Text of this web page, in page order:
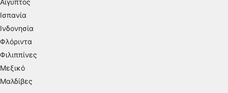
Ισπανία
Ινδονησία
Φλόριντα
Φιλιππίνες
Μεξικό
Μαλδίβες
Δημιουργία προφίλ για εξατομικευμένες
διαφημίσεις
Χρήση προφίλ για επιλογή
εξατομικευμένων διαφημίσεων